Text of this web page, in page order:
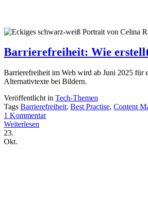
Barrierefreiheit: Wie
Barrierefreiheit im Web wird ab Juni 2025 für
Alternativtexte bei Bildern.
Veröffentlicht in Tech-Themen
Tags Barrierefreiheit, Best Practise, Content
1 Kommentar
Weiterlesen
23.
Okt.